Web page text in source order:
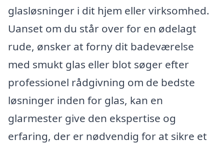
glasløsninger i dit hjem eller virksomhed.
Uanset om du står over for en ødelagt
rude, ønsker at forny dit badeværelse
med smukt glas eller blot søger efter
professionel rådgivning om de bedste
løsninger inden for glas, kan en
glarmester give den ekspertise og
erfaring, der er nødvendig for at sikre et